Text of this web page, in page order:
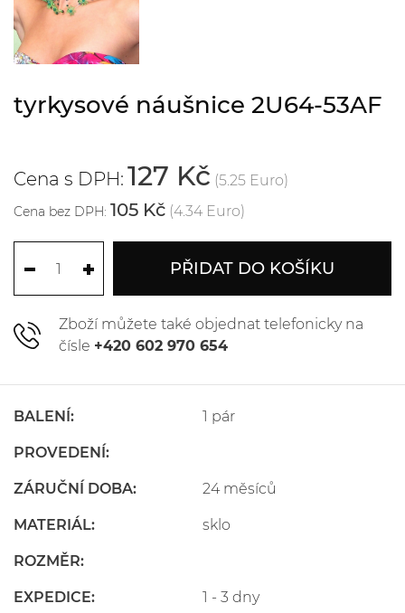
tyrkysové náušnice 2U64-53AF
Cena s DPH: 127 Kč (5.25 Euro)
Cena bez DPH: 105 Kč (4.34 Euro)
PŘIDAT DO KOŠÍKU
Zboží můžete také objednat telefonicky na
čísle +420 602 970 654
BALENÍ: 1 pár
PROVEDENÍ:
ZÁRUČNÍ DOBA: 24 měsíců
MATERIÁL: sklo
ROZMĚR:
EXPEDICE: 1 - 3 dny